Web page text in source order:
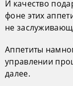
И качество
фоне этих
не
Аппетиты
управлении
далее.